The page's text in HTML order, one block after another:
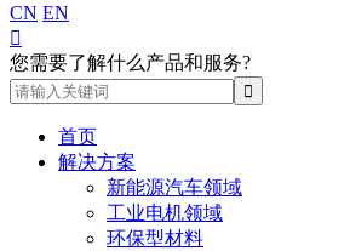
CN EN

您需要了解什么产品和服务?
首页
解决方案
新能源汽车领域
工业电机领域
环保型材料